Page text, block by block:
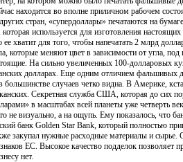
находится во вполне приличном рабочем
стран, «супердоллары» печатаются на
используется для изготовления
хватит для того, чтобы напечатать 2 млрд
которые меняют цвет в зависимости от угла,
На сильно увеличенных 100-долларовых
долларах. Еще одним отличием фальшивых
большинстве случаев четко видна. В Америке,
Секретная служба США, которая до сих
в масштабах всей планеты уже
не визуально, а на ощупь. Ему показалось, что
банк Golden Star Bank, который полностью
закупал нужные расходные материалы и
ЕС. Высокое качество подделок
нет.